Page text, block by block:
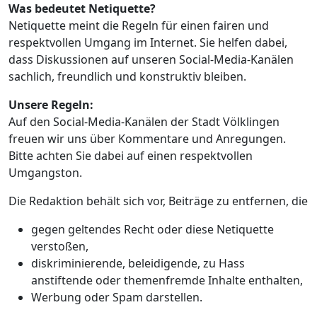
Was bedeutet Netiquette?
Netiquette meint die Regeln für einen fairen und
respektvollen Umgang im Internet. Sie helfen dabei,
dass Diskussionen auf unseren Social-Media-Kanälen
sachlich, freundlich und konstruktiv bleiben.
Unsere Regeln:
Auf den Social-Media-Kanälen der Stadt Völklingen
freuen wir uns über Kommentare und Anregungen.
Bitte achten Sie dabei auf einen respektvollen
Umgangston.
Die Redaktion behält sich vor, Beiträge zu entfernen, die
gegen geltendes Recht oder diese Netiquette
verstoßen,
diskriminierende, beleidigende, zu Hass
anstiftende oder themenfremde Inhalte enthalten,
Werbung oder Spam darstellen.